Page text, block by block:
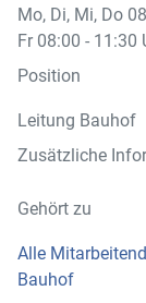
Mo, Di, Mi, Do
Fr 08:00 - 11:30
Position
Leitung Bauhof
Zusätzliche
Gehört zu
Alle
Bauhof